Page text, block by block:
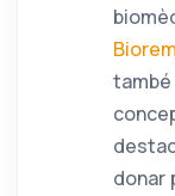
també
donar